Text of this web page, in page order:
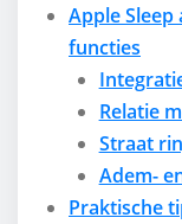
Apple
functies
Relatie
Straat
Adem-
Praktische